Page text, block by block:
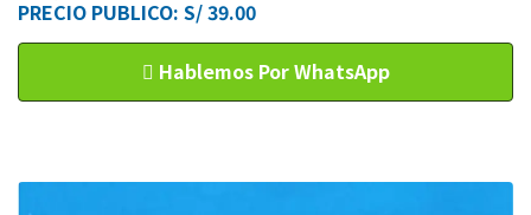
PRECIO PUBLICO: S/ 39.00
Hablemos Por WhatsApp